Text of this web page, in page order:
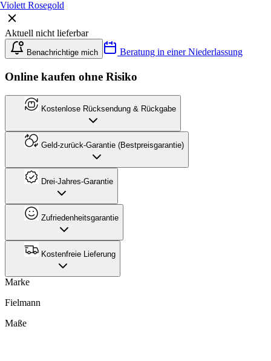
Violett Rosegold
Aktuell nicht lieferbar
Benachrichtige mich Beratung in einer Niederlassung
Online kaufen ohne Risiko
Kostenlose Rücksendung & Rückgabe
Geld-zurück-Garantie (Bestpreisgarantie)
Drei-Jahres-Garantie
Zufriedenheitsgarantie
Kostenfreie Lieferung
Marke
Fielmann
Maße